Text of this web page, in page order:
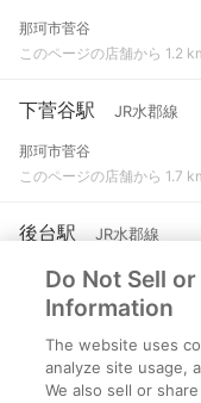
那珂市菅谷
このページの店舗から 1.2
下菅谷駅 JR水郡線
那珂市菅谷
このページの店舗から 1.7
後台駅 JR水郡線
那珂市後台
このページの店舗から 3 km
南酒出駅 JR水郡線
那珂市南酒出
Do Not Sell
Information
The website uses
analyze site usage,
We also sell or